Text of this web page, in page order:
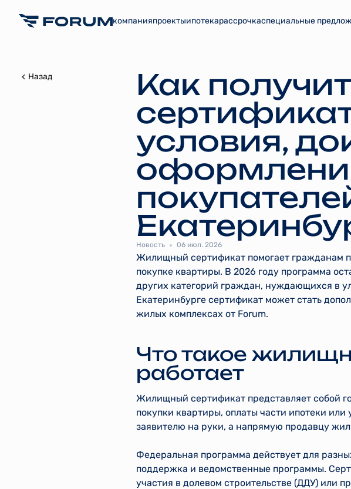
компанияпроектыипотекарассрочкаспециальные
Назад
Как
условия,
Новость 06 июл. 2026
Жилищный сертификат помогает гражданам
покупке квартиры. В 2026 году программа
других категорий граждан, нуждающихся в
Екатеринбурге сертификат может стать
жилых комплексах от Forum.
Что такое
работает
Жилищный сертификат представляет собой
покупки квартиры, оплаты части ипотеки
заявителю на руки, а напрямую продавцу
Федеральная программа действует для
поддержка и ведомственные программы.
участия в долевом строительстве (ДДУ) или